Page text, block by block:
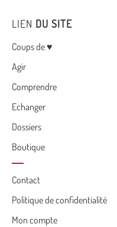
LIEN DU SITE
Menu
Coups de ♥
Agir
Comprendre
Echanger
Dossiers
Boutique
Cemea
footer
Contact
Politique de confidentialité
Mon compte